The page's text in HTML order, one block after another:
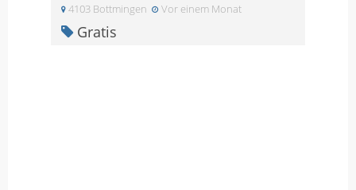
4103 Bottmingen Vor einem Monat
Gratis